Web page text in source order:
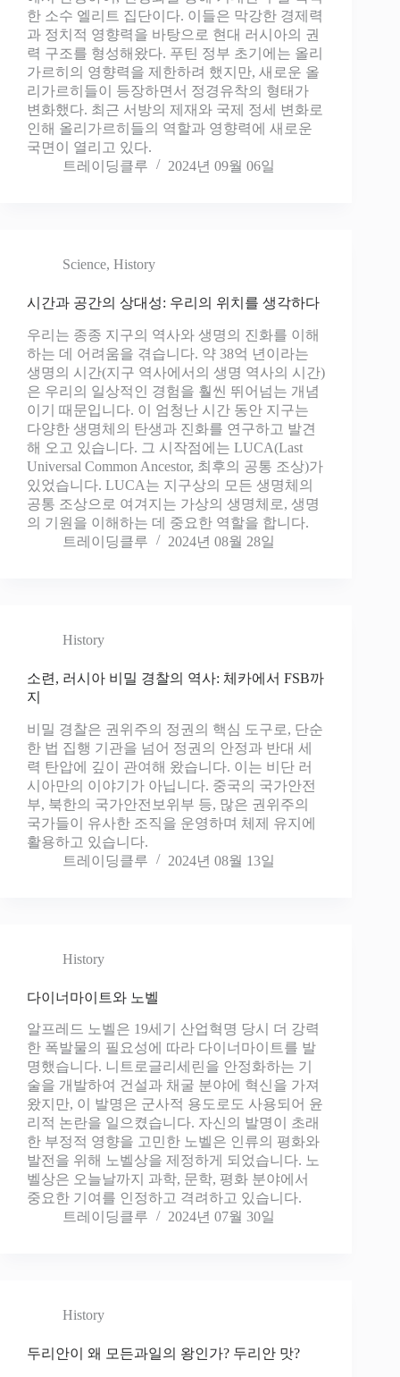
한 소수 엘리트 집단이다. 이들은 막강한 경제력
과 정치적 영향력을 바탕으로 현대 러시아의 권
력 구조를 형성해왔다. 푸틴 정부 초기에는 올리
가르히의 영향력을 제한하려 했지만, 새로운 올
리가르히들이 등장하면서 정경유착의 형태가
변화했다. 최근 서방의 제재와 국제 정세 변화로
인해 올리가르히들의 역할과 영향력에 새로운
국면이 열리고 있다.
트레이딩클루
2024년 09월 06일
Science, History
시간과 공간의 상대성: 우리의 위치를 생각하다
우리는 종종 지구의 역사와 생명의 진화를 이해
하는 데 어려움을 겪습니다. 약 38억 년이라는
생명의 시간(지구 역사에서의 생명 역사의 시간)
은 우리의 일상적인 경험을 훨씬 뛰어넘는 개념
이기 때문입니다. 이 엄청난 시간 동안 지구는
다양한 생명체의 탄생과 진화를 연구하고 발견
해 오고 있습니다. 그 시작점에는 LUCA(Last
Universal Common Ancestor, 최후의 공통 조상)가
있었습니다. LUCA는 지구상의 모든 생명체의
공통 조상으로 여겨지는 가상의 생명체로, 생명
의 기원을 이해하는 데 중요한 역할을 합니다.
트레이딩클루
2024년 08월 28일
History
소련, 러시아 비밀 경찰의 역사: 체카에서 FSB까
지
비밀 경찰은 권위주의 정권의 핵심 도구로, 단순
한 법 집행 기관을 넘어 정권의 안정과 반대 세
력 탄압에 깊이 관여해 왔습니다. 이는 비단 러
시아만의 이야기가 아닙니다. 중국의 국가안전
부, 북한의 국가안전보위부 등, 많은 권위주의
국가들이 유사한 조직을 운영하며 체제 유지에
활용하고 있습니다.
트레이딩클루
2024년 08월 13일
History
다이너마이트와 노벨
알프레드 노벨은 19세기 산업혁명 당시 더 강력
한 폭발물의 필요성에 따라 다이너마이트를 발
명했습니다. 니트로글리세린을 안정화하는 기
술을 개발하여 건설과 채굴 분야에 혁신을 가져
왔지만, 이 발명은 군사적 용도로도 사용되어 윤
리적 논란을 일으켰습니다. 자신의 발명이 초래
한 부정적 영향을 고민한 노벨은 인류의 평화와
발전을 위해 노벨상을 제정하게 되었습니다. 노
벨상은 오늘날까지 과학, 문학, 평화 분야에서
중요한 기여를 인정하고 격려하고 있습니다.
트레이딩클루
2024년 07월 30일
History
두리안이 왜 모든과일의 왕인가? 두리안 맛?